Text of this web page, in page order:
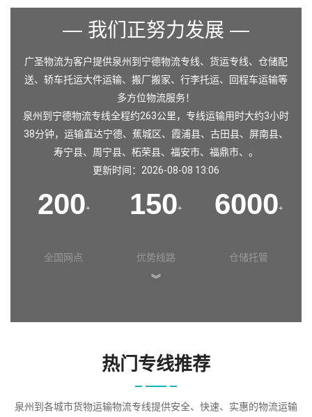
— 我们正努力发展 —
广圣物流为客户提供泉州到宁德物流专线、货运专线、仓储配
送、轿车托运大件运输、搬厂搬家、行李托运、回程车运输等
多方位物流服务！
泉州到宁德物流专线全程约263公里，专线运输用时大约3小时
38分钟，运输直达宁德、蕉城区、霞浦县、古田县、屏南县、
寿宁县、周宁县、柘荣县、福安市、福鼎市、。
更新时间：2026-08-08 13:06
200+
全国网点
150+
优势线路
6000+
仓储托管
︾
热门专线推荐
泉州到各城市货物运输物流专线提供安全、快速、实惠的物流运输